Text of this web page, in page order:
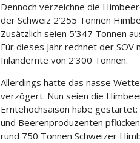
Dennoch verzeichne die
der Schweiz 2’255 Tonnen
Zusätzlich seien 5’347 Tonnen
Für dieses Jahr rechnet der
Inlandernte von 2’300 Tonnen.
Allerdings hätte das nasse
verzögert. Nun seien die
Erntehochsaison habe
und Beerenproduzenten
rund 750 Tonnen Schweizer